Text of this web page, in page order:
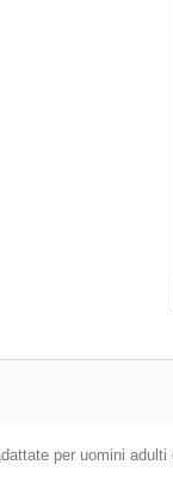
per uomini adulti